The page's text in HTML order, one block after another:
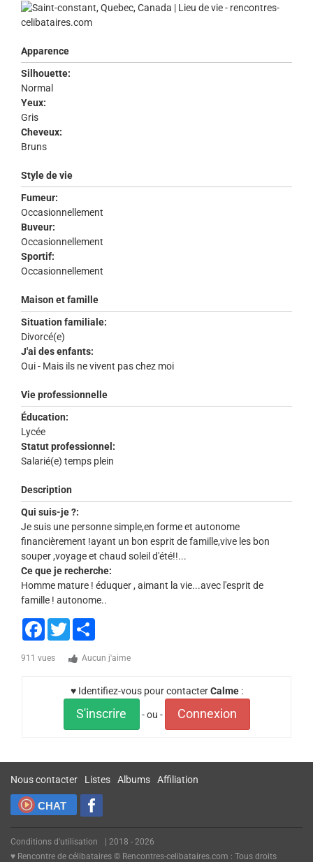
Apparence
Silhouette:
Normal
Yeux:
Gris
Cheveux:
Bruns
Style de vie
Fumeur:
Occasionnellement
Buveur:
Occasionnellement
Sportif:
Occasionnellement
Maison et famille
Situation familiale:
Divorcé(e)
J'ai des enfants:
Oui - Mais ils ne vivent pas chez moi
Vie professionnelle
Éducation:
Lycée
Statut professionnel:
Salarié(e) temps plein
Description
Qui suis-je ?:
Je suis une personne simple,en forme et autonome
financièrement !ayant un bon esprit de famille,vive les bon
souper ,voyage et chaud soleil d'été!!...
Ce que je recherche:
Homme mature ! éduquer , aimant la vie...avec l'esprit de
famille ! autonome..
Facebook
Twitter
911 vues Aucun j'aime
♥ Identifiez-vous pour contacterCalme:
S'inscrire - ou - Connexion
Nous contacter Listes Albums Affiliation
CHAT
Conditions d'utilisation
| 2018 - 2026
♥ Rencontre de célibataires © Rencontres-celibataires.com : Tous droits